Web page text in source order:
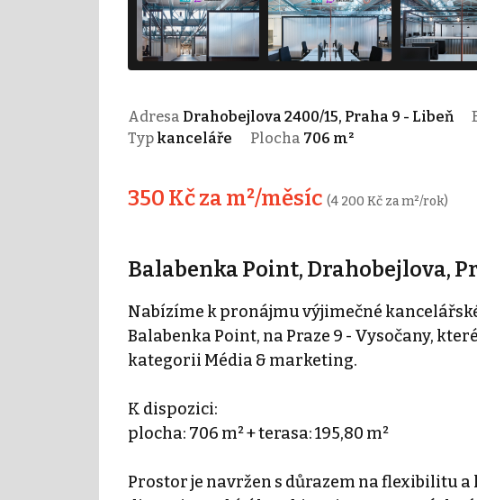
Adresa Drahobejlova 2400/15, Praha 9 - Libeň
Typ kanceláře Plocha 706 m²
350 Kč za m²/měsíc (4 200 Kč za m²/rok)
Balabenka Point, Drahobejlova,
Nabízíme k pronájmu výjimečné
Balabenka Point, na Praze 9 - Vysočany,
kategorii Média & marketing.
K dispozici:
plocha: 706 m² + terasa: 195,80 m²
Prostor je navržen s důrazem na flexibilitu